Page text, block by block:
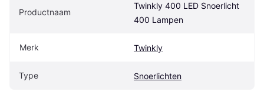
Productnaam
Twinkly 400 LED Snoerlicht
400 Lampen
Merk Twinkly
Type Snoerlichten